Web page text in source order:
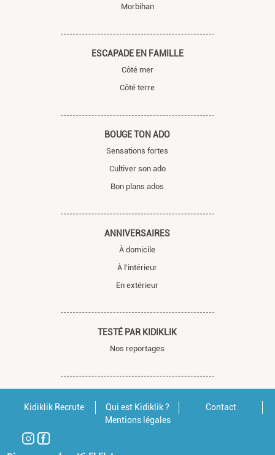
Morbihan
ESCAPADE EN FAMILLE
Côté mer
Côté terre
BOUGE TON ADO
Sensations fortes
Cultiver son ado
Bon plans ados
ANNIVERSAIRES
À domicile
À l'intérieur
En extérieur
TESTÉ PAR KIDIKLIK
Nos reportages
Kidiklik Recrute Qui est Kidiklik ?
Contact
Mentions légales